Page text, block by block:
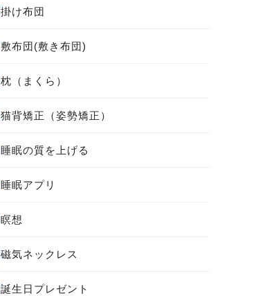
掛け布団
敷布団(敷き布団)
枕（まくら）
猫背矯正（姿勢矯正）
睡眠の質を上げる
睡眠アプリ
瞑想
磁気ネックレス
誕生日プレゼント